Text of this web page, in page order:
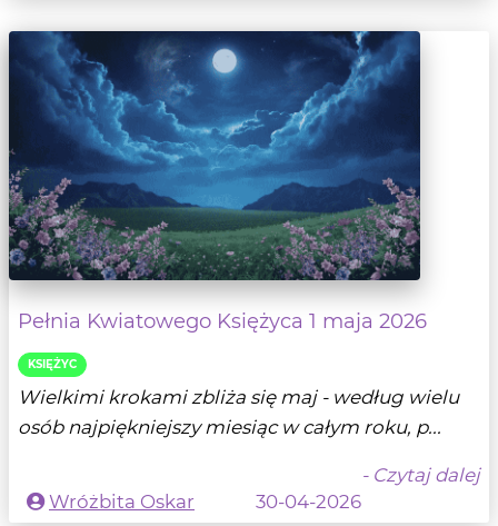
Pełnia Kwiatowego Księżyca 1 maja 2026
KSIĘŻYC
Wielkimi krokami zbliża się maj - według wielu
osób najpiękniejszy miesiąc w całym roku, p...
- Czytaj dalej
Wróżbita Oskar
30-04-2026